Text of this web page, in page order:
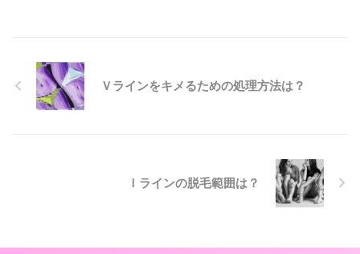
Ｖラインをキメるための処理方法は？
Ｉラインの脱毛範囲は？